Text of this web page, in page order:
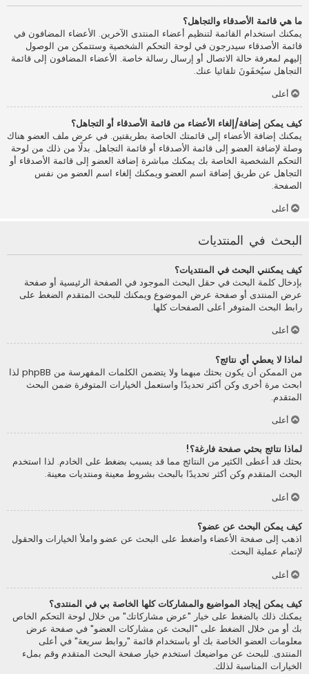
ما هي قائمة الأصدقاء والتجاهل؟
يمكنك استخدام القائمة لتنظيم أعضاء المنتدى الآخرين. الأعضاء المضافون في
قائمة الأصدقاء سيدرجون في لوحة التحكم الشخصية وستتمكن من الوصول
إليهم لمعرفة حالة الاتصال أو إرسال رسالة خاصة. الأعضاء المضافون إلى قائمة
التجاهل سيُخفَونَ تلقائيا عنك.
أعلى
كيف يمكن إضافة/إلغاء الأعضاء من قائمة الأصدقاء أو التجاهل؟
يمكنك إضافة الأعضاء إلى قائمتك الخاصة بطريقتين. في عرض ملف العضو هناك
وصلة لإضافة العضو إلى قائمة الأصدقاء أو قائمة التجاهل. بدلًا من ذلك من لوحة
التحكم الشخصية الخاصة بك يمكنك مباشرة إضافة العضو إلى قائمة الأصدقاء أو
التجاهل عن طريق إضافة اسم العضو ويمكنك إلغاء اسم العضو من نفس
الصفحة.
أعلى
البحث في المنتديات
كيف يمكنني البحث في المنتديات؟
بإدخال كلمة البحث في حقل البحث الموجود في الصفحة الرئيسية أو صفحة
عرض المنتدى أو صفحة عرض الموضوع ويمكنك للبحث المتقدم الضغط على
رابط البحث المتوفر أعلى الصفحات كلها.
أعلى
لماذا لا يعطي أي نتائج؟
من الممكن أن يكون بحثك مبهما ولا يتضمن الكلمات المفهرسة من phpBB لذا
ابحث مرة أخرى وكن أكثر تحديدًا واستعمل الخيارات المتوفرة ضمن البحث
المتقدم.
أعلى
لماذا نتائج بحثي صفحة فارغة؟!
بحثك قد أعطى الكثير من النتائج مما قد يسبب بضغط على الخادم. لذا استخدم
البحث المتقدم وكن أكثر تحديدًا بالبحث بشروط معينة ومنتديات معينة.
أعلى
كيف يمكن البحث عن عضو؟
اذهب إلى صفحة الأعضاء واضغط على البحث عن عضو واملأ الخيارات والحقول
لإتمام عملية البحث.
أعلى
كيف يمكن إيجاد المواضيع والمشاركات كلها الخاصة بي في المنتدى؟
يمكنك ذلك بالضغط على خيار "عرض مشاركاتك" من خلال لوحة التحكم الخاص
بك أو من خلال الضغط على "البحث عن مشاركات العضو" في صفحة عرض
معلومات العضو الخاصة بك أو باستخدام قائمة "روابط سريعة" في أعلى
المنتدى. للبحث عن مواضيعك استخدم خيار صفحة البحث المتقدم وقم بملء
الخيارات المناسبة لذلك.